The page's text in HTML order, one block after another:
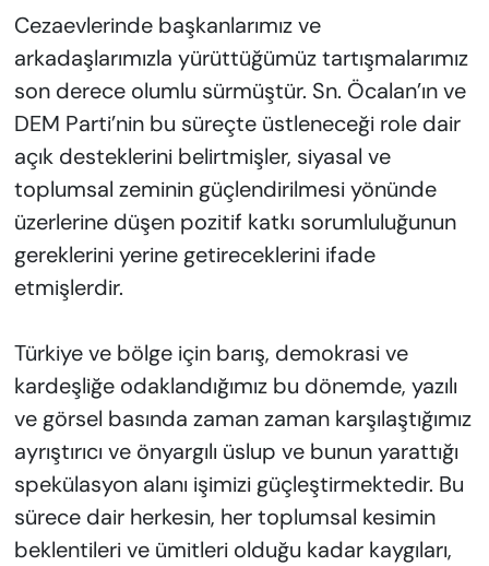
Cezaevlerinde başkanlarımız ve
arkadaşlarımızla yürüttüğümüz tartışmalarımız
son derece olumlu sürmüştür. Sn. Öcalan’ın ve
DEM Parti’nin bu süreçte üstleneceği role dair
açık desteklerini belirtmişler, siyasal ve
toplumsal zeminin güçlendirilmesi yönünde
üzerlerine düşen pozitif katkı sorumluluğunun
gereklerini yerine getireceklerini ifade
etmişlerdir.
Türkiye ve bölge için barış, demokrasi ve
kardeşliğe odaklandığımız bu dönemde, yazılı
ve görsel basında zaman zaman karşılaştığımız
ayrıştırıcı ve önyargılı üslup ve bunun yarattığı
spekülasyon alanı işimizi güçleştirmektedir. Bu
sürece dair herkesin, her toplumsal kesimin
beklentileri ve ümitleri olduğu kadar kaygıları,